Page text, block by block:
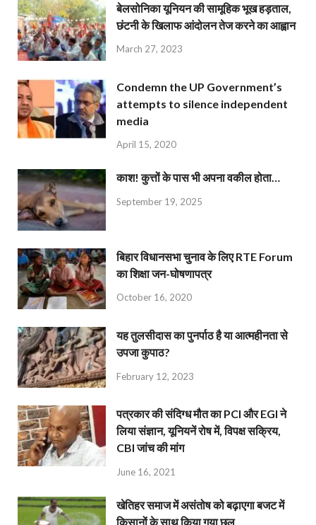
बेलसोनिका यूनियन की सामूहिक भूख हड़ताल,
छंटनी के खिलाफ आंदोलन तेज करने का आह्वान
March 27, 2023
Condemn the UP Government’s
attempts to silence independent
media
April 15, 2020
काश! कुत्तों के पास भी अपना वकील होता…
September 19, 2025
बिहार विधानसभा चुनाव के लिए RTE Forum
का शिक्षा जन-घोषणापत्र
October 16, 2020
यह तुलसीदास का पुनर्पाठ है या आत्महीनता से
उपजा कुपाठ?
February 12, 2023
पत्रकार की संदिग्ध मौत का PCI और EGI ने
लिया संज्ञान, यूनियनें रोष में, विपक्ष सक्रिय,
CBI जांच की मांग
June 16, 2021
खेतिहर समाज में असंतोष को बढ़ाएगा बजट में
किसानों के साथ किया गया छल